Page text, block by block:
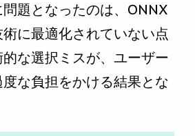
題となったのは、ONNX
に最適化されていない点
な選択ミスが、ユーザー
な負担をかける結果とな